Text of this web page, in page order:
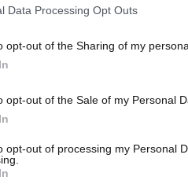
Data Processing Opt Outs
opt-out of the Sharing of my
opt-out of the Sale of my Personal
opt-out of processing my Personal
κανείς να ξεκινήσει
αργότερα στην
κυκλοφορήσει μόνο για
και για τους Firefox και